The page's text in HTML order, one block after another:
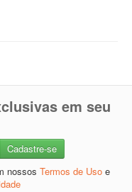
em seu
nossos Termos de Uso e